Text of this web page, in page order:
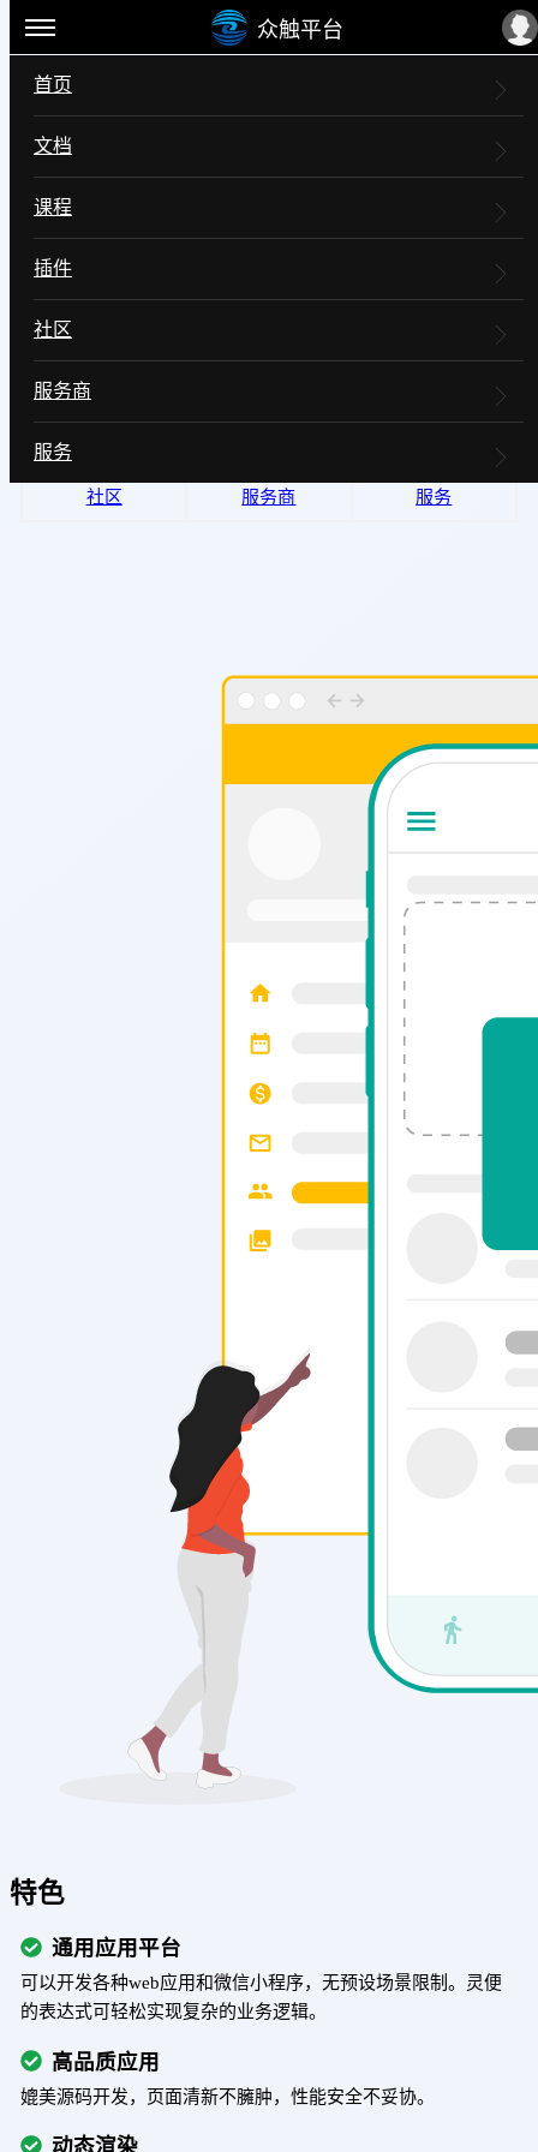
众触平台
首页
文档
课程
插件
社区
服务商
服务
众触应用平台
AI原生受控生成与治理平台
让AI稳定生成可持续演进的应用系统
让高品质应用不再高不可攀、复杂应用唾手可得
赋能大众开发者简单、高效、低门槛、低成本地开发高品质的
让高品质应用不再高不可攀、复杂应用唾手可得。
社区 服务商 服务
特色
通用应用平台
可以开发各种web应用和微信小程序，无预设场景限制。灵便
的表达式可轻松实现复杂的业务逻辑。
高品质应用
媲美源码开发，页面清新不臃肿，性能安全不妥协。
动态渲染